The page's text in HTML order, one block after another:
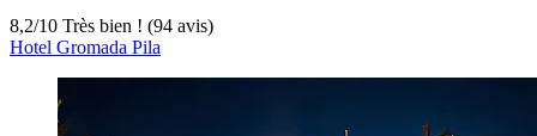
8,2/10 Très bien ! (94 avis)
Hotel Gromada Pila